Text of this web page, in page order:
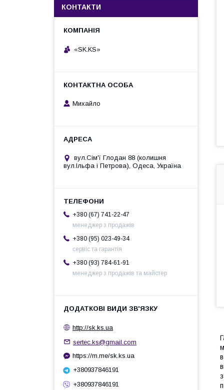
КОНТАКТИ
«SK.KS»
Михайло
вул.Сім'ї Глодан 88 (колишня
вул.Ільфа і Петрова), Одеса, Україна
+380 (67) 741-22-47
менеджер з продажів
+380 (95) 023-49-34
сервіс та гарантія
+380 (93) 784-61-91
менеджер з продажів та майстер
http://sk.ks.ua
sertec.ks@gmail.com
https://m.me/sk.ks.ua
+380937846191
+380937846191